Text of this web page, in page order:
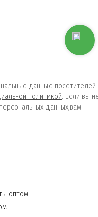
данные посетителей
политикой. Если вы
данных,вам
оптом